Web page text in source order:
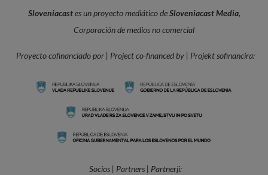
Sloveniacastes un proyecto mediático deSloveniacast Media,
Corporación de medios no comercial
Proyecto cofinanciado por | Project co-financed by | Projekt sofinancira:
Socios | Partners | Partnerji: